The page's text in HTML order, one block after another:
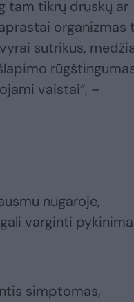
tam tikrų druskų ar
organizmas
sutrikus,
vaistai“, –
nugaroje,
varginti
simptomas,